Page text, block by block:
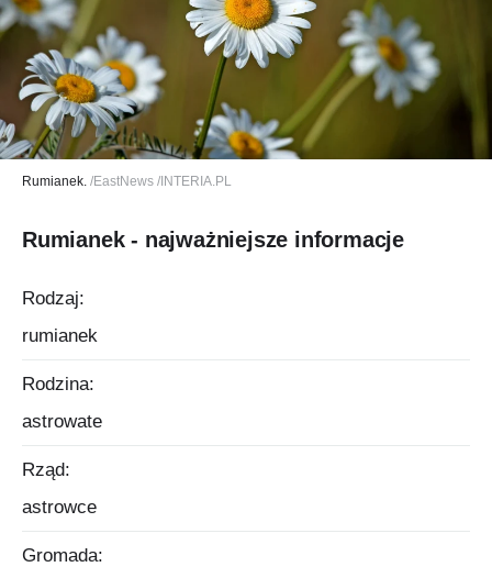
Rumianek. /EastNews /INTERIA.PL
Rumianek - najważniejsze informacje
Rodzaj:
rumianek
Rodzina:
astrowate
Rząd:
astrowce
Gromada: